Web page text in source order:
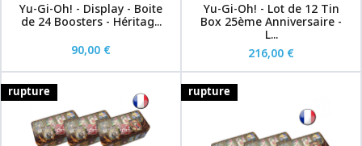
Yu-Gi-Oh! - Display - Boite
de 24 Boosters - Héritag...
90,00 €
Yu-Gi-Oh! - Lot de 12 Tin
Box 25ème Anniversaire -
L...
216,00 €
rupture rupture